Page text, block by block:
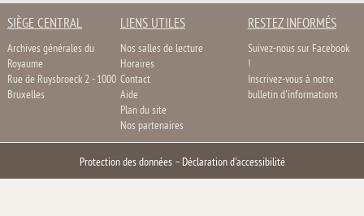
SIÈGE CENTRAL
Archives générales du
Royaume
Rue de Ruysbroeck 2 - 1000
Bruxelles
LIENS UTILES
Nos salles de lecture
Horaires
Contact
Aide
Plan du site
Nos partenaires
RESTEZ INFORMÉS
Suivez-nous sur Facebook
!
Inscrivez-vous à notre
bulletin d'informations
Protection des données– Déclaration d'accessibilité